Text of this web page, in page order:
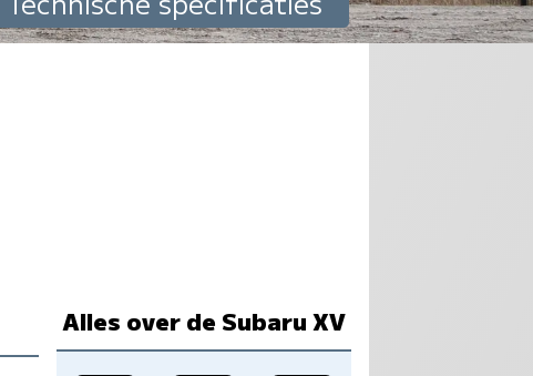
Alles over de Subaru XV